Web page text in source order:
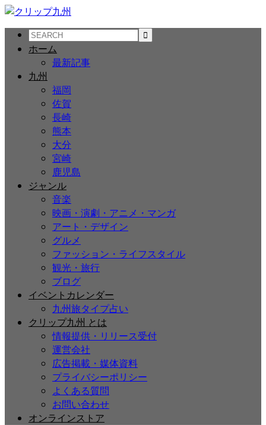
ホーム
最新記事
九州
福岡
佐賀
長崎
熊本
大分
宮崎
鹿児島
ジャンル
音楽
映画・演劇・アニメ・マンガ
アート・デザイン
グルメ
ファッション・ライフスタイル
観光・旅行
ブログ
イベントカレンダー
九州旅タイプ占い
クリップ九州 とは
情報提供・リリース受付
運営会社
広告掲載・媒体資料
プライバシーポリシー
よくある質問
お問い合わせ
オンラインストア